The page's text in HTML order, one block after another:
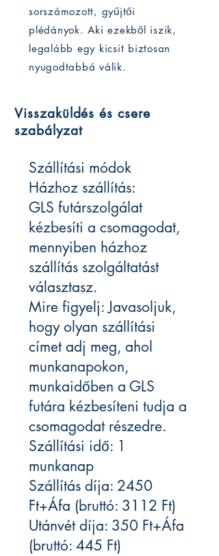
sorszámozott, gyűjtői
plédányok. Aki ezekből iszik,
legalább egy kicsit biztosan
nyugodtabbá válik.
Visszaküldés és csere
szabályzat
Szállítási módok
Házhoz szállítás:
GLS futárszolgálat
kézbesíti a csomagodat,
mennyiben házhoz
szállítás szolgáltatást
választasz.
Mire figyelj: Javasoljuk,
hogy olyan szállítási
címet adj meg, ahol
munkanapokon,
munkaidőben a GLS
futára kézbesíteni tudja a
csomagodat részedre.
Szállítási idő: 1
munkanap
Szállítás díja: 2450
Ft+Áfa (bruttó: 3112 Ft)
Utánvét díja: 350 Ft+Áfa
(bruttó: 445 Ft)